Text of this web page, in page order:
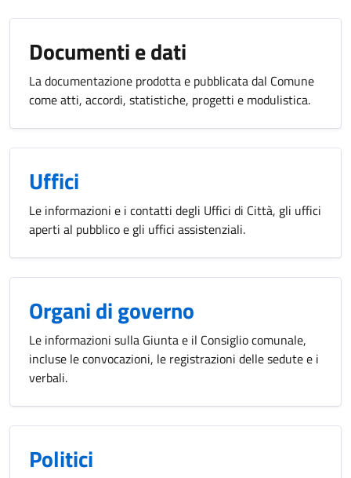
Documenti e dati
La documentazione prodotta e pubblicata dal Comune
come atti, accordi, statistiche, progetti e modulistica.
Uffici
Le informazioni e i contatti degli Uffici di Città, gli uffici
aperti al pubblico e gli uffici assistenziali.
Organi di governo
Le informazioni sulla Giunta e il Consiglio comunale,
incluse le convocazioni, le registrazioni delle sedute e i
verbali.
Politici